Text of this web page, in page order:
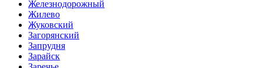
Железнодорожный
Жилево
Жуковский
Загорянский
Запрудня
Зарайск